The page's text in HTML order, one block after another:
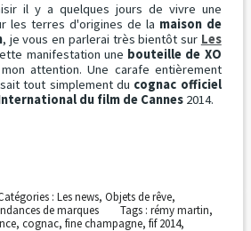
il y a quelques jours de vivre une
les terres d'origines de la maison de
, je vous en parlerai très bientôt sur Les
manifestation une bouteille de XO
attention. Une carafe entièrement
tout simplement du cognac officiel
du film de Cannes2014.
: Les news, Objets de rêve,
de marques Tags :rémy martin,
, cognac, fine champagne, fif 2014,